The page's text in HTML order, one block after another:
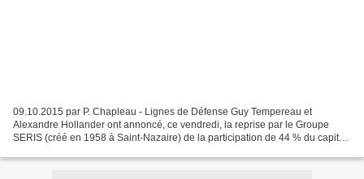
09.10.2015 par P. Chapleau - Lignes de Défense Guy Tempereau et
Alexandre Hollander ont annoncé, ce vendredi, la reprise par le Groupe
SERIS (créé en 1958 à Saint-Nazaire) de la participation de 44 % du capital